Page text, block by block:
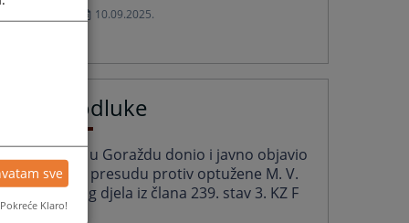
10.09.2025.
Sudske odluke
sud u Goraždu donio i javno objavio
presudu protiv optužene M. V.
krivičnog djela iz člana 239. stav 3. KZ F
BiH
sve
Pokreće Klaro!